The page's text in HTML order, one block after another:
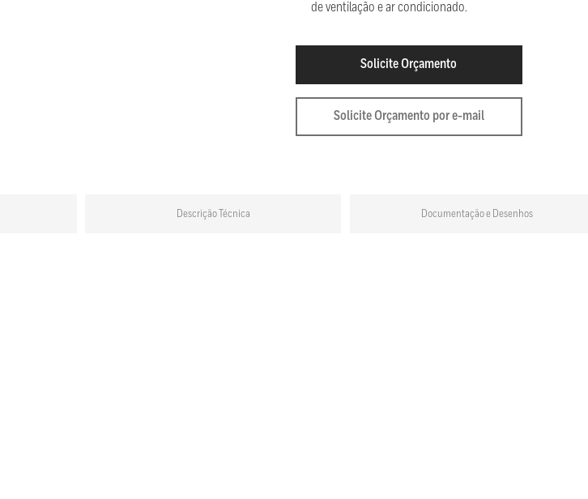
de ventilação e ar condicionado.
Solicite Orçamento
Solicite Orçamento por e-mail
Descrição Técnica Documentação e Desenhos